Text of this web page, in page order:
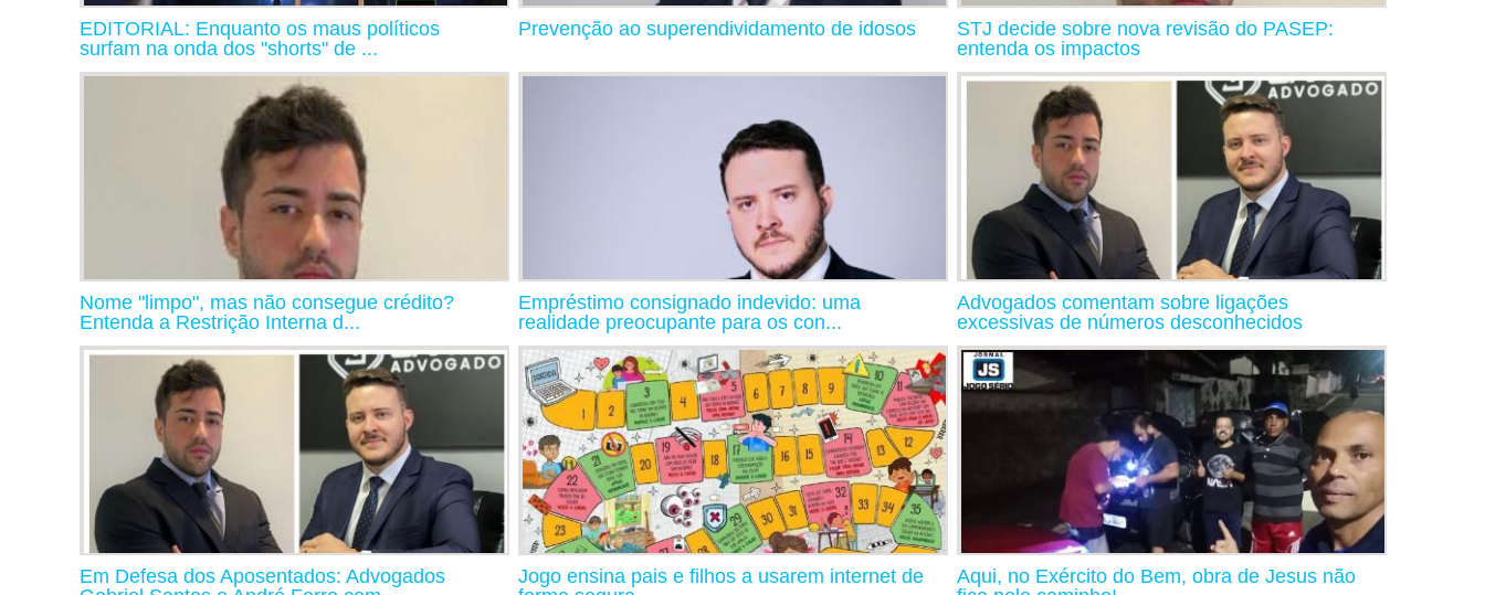
EDITORIAL: Enquanto os maus políticos
surfam na onda dos "shorts" de ...
Prevenção ao superendividamento de idosos
STJ decide sobre nova revisão do PASEP:
entenda os impactos
Nome "limpo", mas não consegue crédito?
Entenda a Restrição Interna d...
Empréstimo consignado indevido: uma
realidade preocupante para os con...
Advogados comentam sobre ligações
excessivas de números desconhecidos
Em Defesa dos Aposentados: Advogados
Jogo ensina pais e filhos a usarem internet de
Aqui, no Exército do Bem, obra de Jesus não